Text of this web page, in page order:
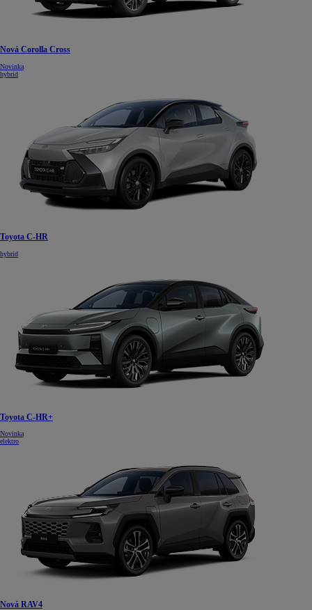
Nová Corolla Cross
Novinka
hybrid
Toyota C-HR
hybrid
Toyota C-HR+
Novinka
elektro
Nová RAV4